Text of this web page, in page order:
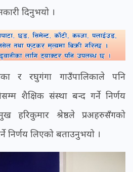
दिनुभयो ।
र रघुगंगा गाउँपालिकाले पनि
शैक्षिक संस्था बन्द गर्ने निर्णय
हरिकुमार श्रेष्ठले प्रअहरुसँगको
निर्णय लिएको बताउनुभयो ।